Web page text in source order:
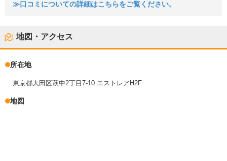
≫口コミについての詳細はこちらをご覧ください。
地図・アクセス
所在地
東京都大田区萩中2丁目7-10 エストレアH2F
地図